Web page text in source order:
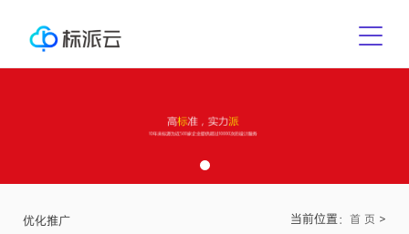
优化推广 当前位置： 首 页 >